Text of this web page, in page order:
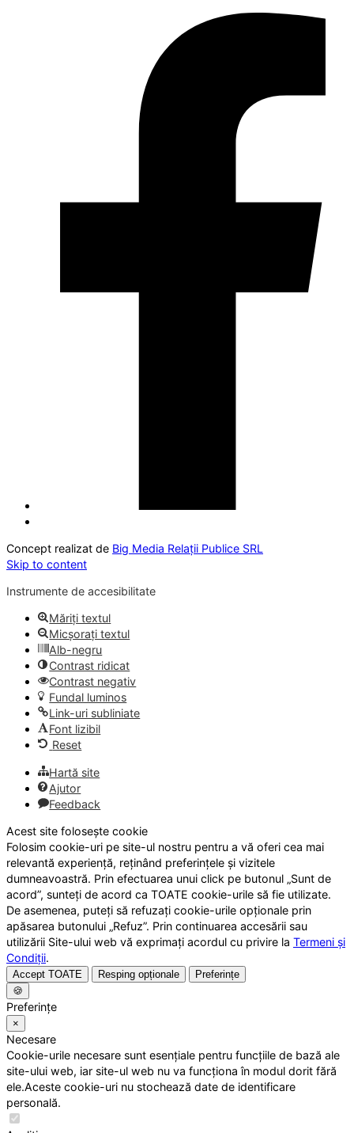
Concept realizat de Big Media Relații Publice SRL
Skip to content
Instrumente de accesibilitate
Măriți textul
Micșorați textul
Alb-negru
Contrast ridicat
Contrast negativ
Fundal luminos
Link-uri subliniate
Font lizibil
Reset
Hartă site
Ajutor
Feedback
Acest site folosește cookie
Folosim cookie-uri pe site-ul nostru pentru a vă oferi cea mai
relevantă experiență, reținând preferințele și vizitele
dumneavoastră. Prin efectuarea unui click pe butonul „Sunt de
acord”, sunteți de acord ca TOATE cookie-urile să fie utilizate.
De asemenea, puteți să refuzați cookie-urile opționale prin
apăsarea butonului „Refuz”. Prin continuarea accesării sau
utilizării Site-ului web vă exprimați acordul cu privire la Termeni și
Condiții.
Accept TOATE Resping opționale
Preferințe
🍪
Preferințe
×
Necesare
Cookie-urile necesare sunt esențiale pentru funcțiile de bază ale
site-ului web, iar site-ul web nu va funcționa în modul dorit fără
ele.Aceste cookie-uri nu stochează date de identificare
personală.